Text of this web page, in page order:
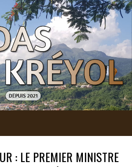
: LE PREMIER MINISTRE